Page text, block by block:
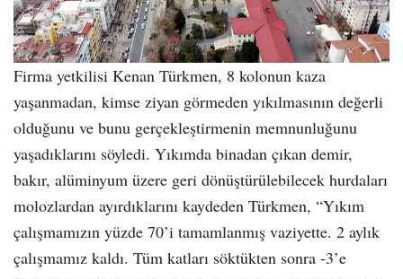
Firma yetkilisi Kenan Türkmen, 8 kolonun kaza
yaşanmadan, kimse ziyan görmeden yıkılmasının değerli
olduğunu ve bunu gerçekleştirmenin memnunluğunu
yaşadıklarını söyledi. Yıkımda binadan çıkan demir,
bakır, alüminyum üzere geri dönüştürülebilecek hurdaları
molozlardan ayırdıklarını kaydeden Türkmen, “Yıkım
çalışmamızın yüzde 70’i tamamlanmış vaziyette. 2 aylık
çalışmamız kaldı. Tüm katları söktükten sonra -3’e